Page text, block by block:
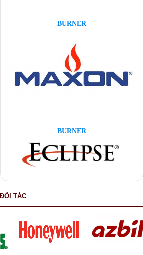
BURNER
BURNER
ĐỐI TÁC